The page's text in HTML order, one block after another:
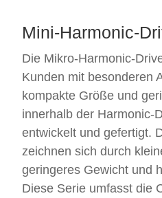
Mini-Harmonic-
Die Mikro-Harmonic-
Kunden mit besonderen
kompakte Größe und
innerhalb der Harmonic-
entwickelt und gefertigt.
zeichnen sich durch
geringeres Gewicht und
Diese Serie umfasst die